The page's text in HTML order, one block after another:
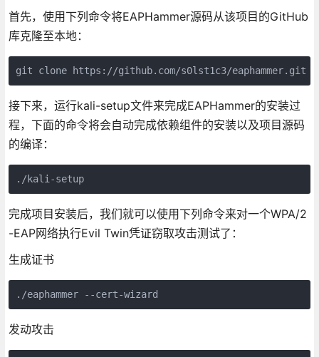
首先，使用下列命令将EAPHammer源码从该项目的GitHub
库克隆至本地：
git clone https://github.com/s0lst1c3/eaphammer.git
接下来，运行kali-setup文件来完成EAPHammer的安装过
程，下面的命令将会自动完成依赖组件的安装以及项目源码
的编译：
./kali-setup
完成项目安装后，我们就可以使用下列命令来对一个WPA/2
-EAP网络执行Evil Twin凭证窃取攻击测试了：
生成证书
./eaphammer --cert-wizard
发动攻击